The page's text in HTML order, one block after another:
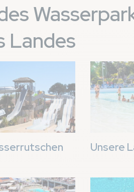
Landes
Bild
Unsere